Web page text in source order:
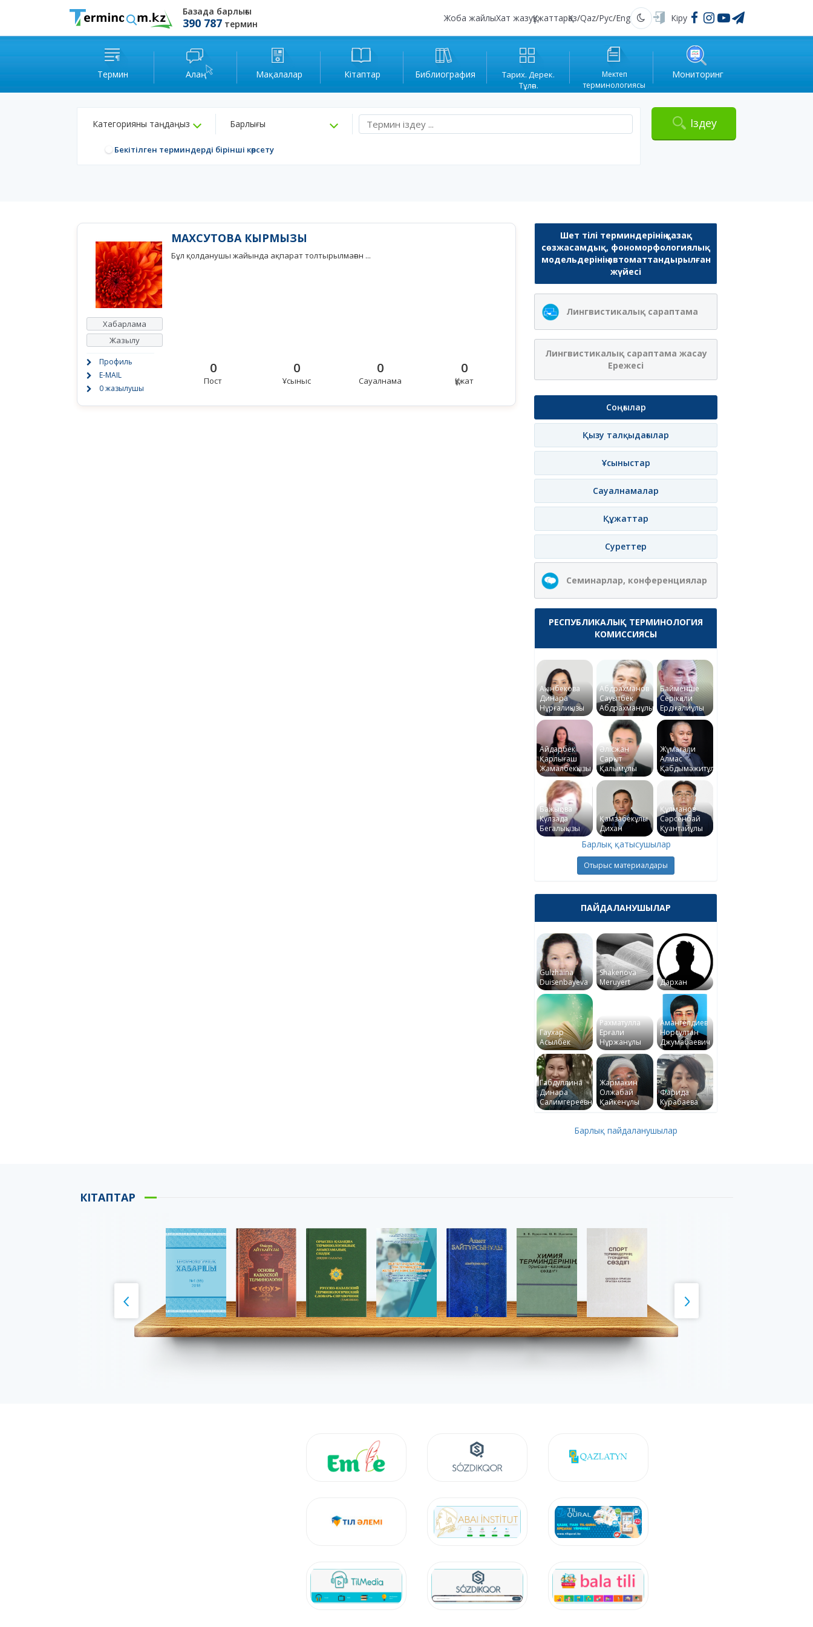
Базада барлығы
390 787 термин
Жоба жайлыХат жазуҚұжаттарҚаз/Qaz/Рус/Eng Қараңғы Кіру
Термин Алаң Мақалалар Кітаптар Библиография
Тарих. Дерек.
Тұлға.
Мектеп
терминологиясы
Мониторинг
Категорияны таңдаңыз Барлығы
Бекітілген терминдерді бірінші көрсету
Іздеу
Хабарлама
Жазылу
Профиль
E-MAIL
0 жазылушы
МАХСУТОВА КЫРМЫЗЫ
Бұл қолданушы жайында ақпарат толтырылмаған ...
0
Пост
0
Ұсыныс
0
Сауалнама
0
Құжат
Шет тілі терминдерінің қазақ
сөзжасамдық, фономорфологиялық
модельдерінің автоматтандырылған
жүйесі
Лингвистикалық сараптама
Лингвистикалық сараптама жасау
Ережесі
Соңғылар
Қызу талқыдағылар
Ұсыныстар
Сауалнамалар
Құжаттар
Суреттер
Семинарлар, конференциялар
РЕСПУБЛИКАЛЫҚ ТЕРМИНОЛОГИЯ
КОМИССИЯСЫ
Ақынбекова
Динара
Нұрғалиқызы
Абдрахманов
Сауытбек
Абдрахманұлы
Байменше
Серікқали
Ердіғалиұлы
Айдарбек
Қарлығаш
Жамалбекқызы
Әлісжан
Сарқыт
Қалымұлы
Жұмағали
Алмас
Қабдымәжитұлы
Бажықова
Күлзада
Бегалықызы
Қамзабекұлы
Дихан
Құлманов
Сәрсенбай
Қуантайұлы
Барлық қатысушылар
Отырыс материалдары
ПАЙДАЛАНУШЫЛАР
Gulzhaina
Duisenbayeva
Shakenova
Meruyert
Дархан
Гаухар
Асылбек
Рахматулла
Ерғали
Нұржанұлы
Амангелдиев
Норсултан
Джумабаевич
Габдуллина
Динара
Салимгереевна
Жармакин
Олжабай
Қайкенұлы
Фарида
Курабаева
Барлық пайдаланушылар
КІТАПТАР